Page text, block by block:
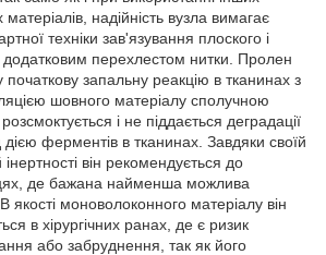
надійність вузла вимагає
техніки зав'язування плоского і
додатковим перехлестом нитки. Пролен
початкову запальну реакцію в тканинах з
шовного матеріалу сполучною
і не піддається деградації
ферментів в тканинах. Завдяки своїй
інертності він рекомендується до
де бажана найменша можлива
якості моноволоконного матеріалу він
в хірургічних ранах, де є ризик
або забруднення, так як його